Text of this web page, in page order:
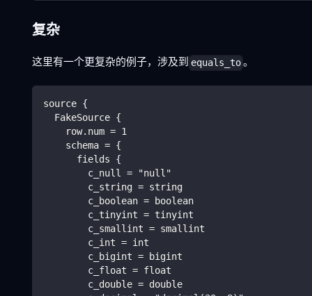
复杂
这里有一个更复杂的例子，涉及到 equals_to 。
source {
  FakeSource {
    row.num = 1
    schema = {
      fields {
        c_null = "null"
        c_string = string
        c_boolean = boolean
        c_tinyint = tinyint
        c_smallint = smallint
        c_int = int
        c_bigint = bigint
        c_float = float
        c_double = double